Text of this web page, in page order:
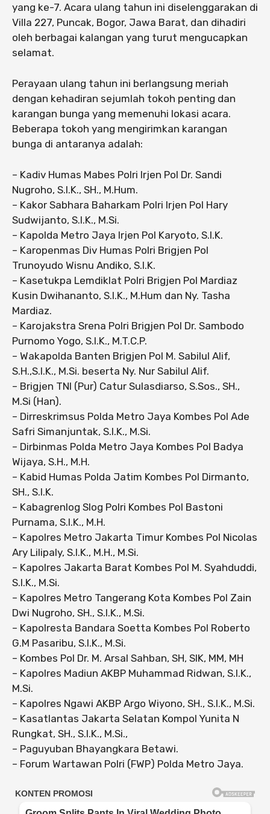
yang ke-7. Acara ulang tahun ini diselenggarakan di
Villa 227, Puncak, Bogor, Jawa Barat, dan dihadiri
oleh berbagai kalangan yang turut mengucapkan
selamat.
Perayaan ulang tahun ini berlangsung meriah
dengan kehadiran sejumlah tokoh penting dan
karangan bunga yang memenuhi lokasi acara.
Beberapa tokoh yang mengirimkan karangan
bunga di antaranya adalah:
– Kadiv Humas Mabes Polri Irjen Pol Dr. Sandi
Nugroho, S.I.K., SH., M.Hum.
– Kakor Sabhara Baharkam Polri Irjen Pol Hary
Sudwijanto, S.I.K., M.Si.
– Kapolda Metro Jaya Irjen Pol Karyoto, S.I.K.
– Karopenmas Div Humas Polri Brigjen Pol
Trunoyudo Wisnu Andiko, S.I.K.
– Kasetukpa Lemdiklat Polri Brigjen Pol Mardiaz
Kusin Dwihananto, S.I.K., M.Hum dan Ny. Tasha
Mardiaz.
– Karojakstra Srena Polri Brigjen Pol Dr. Sambodo
Purnomo Yogo, S.I.K., M.T.C.P.
– Wakapolda Banten Brigjen Pol M. Sabilul Alif,
S.H.,S.I.K., M.Si. beserta Ny. Nur Sabilul Alif.
– Brigjen TNI (Pur) Catur Sulasdiarso, S.Sos., SH.,
M.Si (Han).
– Dirreskrimsus Polda Metro Jaya Kombes Pol Ade
Safri Simanjuntak, S.I.K., M.Si.
– Dirbinmas Polda Metro Jaya Kombes Pol Badya
Wijaya, S.H., M.H.
– Kabid Humas Polda Jatim Kombes Pol Dirmanto,
SH., S.I.K.
– Kabagrenlog Slog Polri Kombes Pol Bastoni
Purnama, S.I.K., M.H.
– Kapolres Metro Jakarta Timur Kombes Pol Nicolas
Ary Lilipaly, S.I.K., M.H., M.Si.
– Kapolres Jakarta Barat Kombes Pol M. Syahduddi,
S.I.K., M.Si.
– Kapolres Metro Tangerang Kota Kombes Pol Zain
Dwi Nugroho, SH., S.I.K., M.Si.
– Kapolresta Bandara Soetta Kombes Pol Roberto
G.M Pasaribu, S.I.K., M.Si.
– Kombes Pol Dr. M. Arsal Sahban, SH, SIK, MM, MH
– Kapolres Madiun AKBP Muhammad Ridwan, S.I.K.,
M.Si.
– Kapolres Ngawi AKBP Argo Wiyono, SH., S.I.K., M.Si.
– Kasatlantas Jakarta Selatan Kompol Yunita N
Rungkat, SH., S.I.K., M.Si.,
– Paguyuban Bhayangkara Betawi.
– Forum Wartawan Polri (FWP) Polda Metro Jaya.